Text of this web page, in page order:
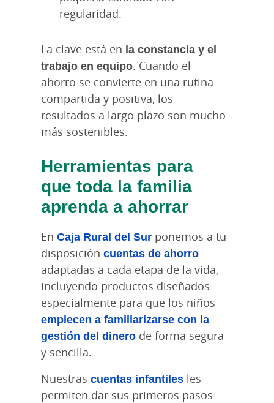
regularidad.
La clave está en la constancia y el
trabajo en equipo. Cuando el
ahorro se convierte en una rutina
compartida y positiva, los
resultados a largo plazo son mucho
más sostenibles.
Herramientas para
que toda la familia
aprenda a ahorrar
En Caja Rural del Sur ponemos a tu
disposición cuentas de ahorro
adaptadas a cada etapa de la vida,
incluyendo productos diseñados
especialmente para que los niños
empiecen a familiarizarse con la
gestión del dinero de forma segura
y sencilla.
Nuestras cuentas infantiles les
permiten dar sus primeros pasos